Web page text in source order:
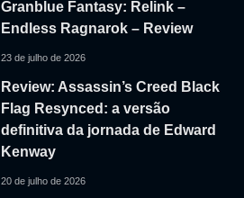
Granblue Fantasy: Relink –
Endless Ragnarok – Review
23 de julho de 2026
Review: Assassin’s Creed Black
Flag Resynced: a versão
definitiva da jornada de Edward
Kenway
20 de julho de 2026